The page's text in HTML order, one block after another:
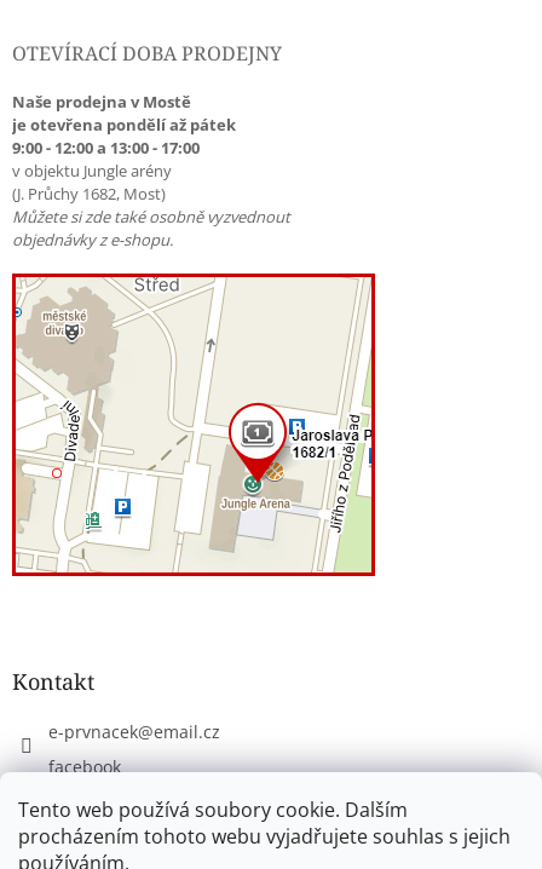
Tento web používá soubory cookie. Dalším
procházením tohoto webu vyjadřujete souhlas s jejich
používáním.
OTEVÍRACÍ DOBA PRODEJNY
Naše prodejna v Mostě
je otevřena pondělí až pátek
9:00 - 12:00 a 13:00 - 17:00
v objektu Jungle arény
(J. Průchy 1682, Most)
Můžete si zde také osobně vyzvednout
objednávky z e-shopu.
Kontakt
e-prvnacek@email.cz
facebook
eprvnacek